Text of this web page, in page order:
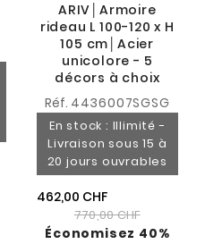
ARIV│Armoire
rideau L 100-120 x H
105 cm│Acier
unicolore - 5
décors à choix
Réf. 4436007SGSG
En stock : Illimité -
Livraison sous 15 à
20 jours ouvrables
462,00 CHF
770,00 CHF
Économisez 40%